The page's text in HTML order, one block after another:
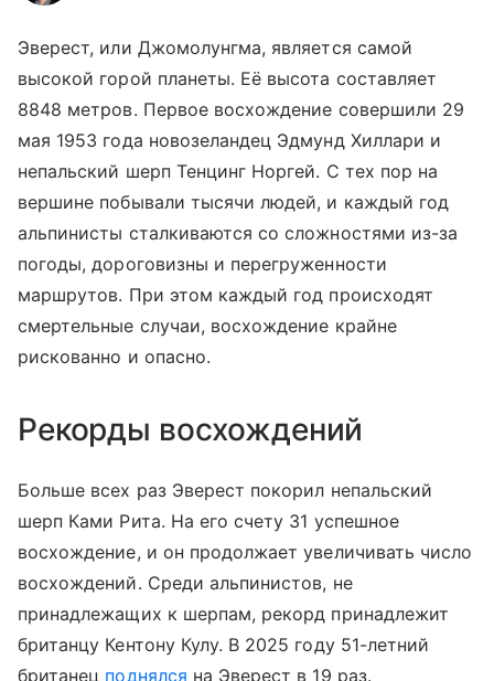
Эверест, или Джомолунгма, является самой
высокой горой планеты. Её высота составляет
8848 метров. Первое восхождение совершили 29
мая 1953 года новозеландец Эдмунд Хиллари и
непальский шерп Тенцинг Норгей. С тех пор на
вершине побывали тысячи людей, и каждый год
альпинисты сталкиваются со сложностями из-за
погоды, дороговизны и перегруженности
маршрутов. При этом каждый год происходят
смертельные случаи, восхождение крайне
рискованно и опасно.
Рекорды восхождений
Больше всех раз Эверест покорил непальский
шерп Ками Рита. На его счету 31 успешное
восхождение, и он продолжает увеличивать число
восхождений. Среди альпинистов, не
принадлежащих к шерпам, рекорд принадлежит
британцу Кентону Кулу. В 2025 году 51-летний
британец поднялся на Эверест в 19 раз.